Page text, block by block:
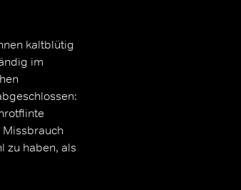
kaltblütig
im
zu haben, als